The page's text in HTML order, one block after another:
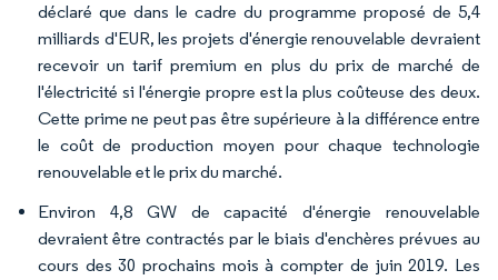
déclaré que dans le cadre du programme proposé de 5,4
milliards d'EUR, les projets d'énergie renouvelable devraient
recevoir un tarif premium en plus du prix de marché de
l'électricité si l'énergie propre est la plus coûteuse des deux.
Cette prime ne peut pas être supérieure à la différence entre
le coût de production moyen pour chaque technologie
renouvelable et le prix du marché.
Environ 4,8 GW de capacité d'énergie renouvelable
devraient être contractés par le biais d'enchères prévues au
cours des 30 prochains mois à compter de juin 2019. Les